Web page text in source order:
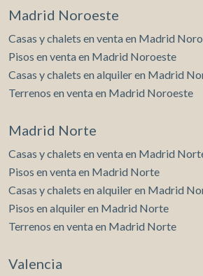
Madrid Noroeste
Casas y chalets en venta en Madrid
Pisos en venta en Madrid Noroeste
Casas y chalets en alquiler en Madrid
Terrenos en venta en Madrid Noroeste
Madrid Norte
Casas y chalets en venta en Madrid
Pisos en venta en Madrid Norte
Casas y chalets en alquiler en Madrid
Pisos en alquiler en Madrid Norte
Terrenos en venta en Madrid Norte
Valencia